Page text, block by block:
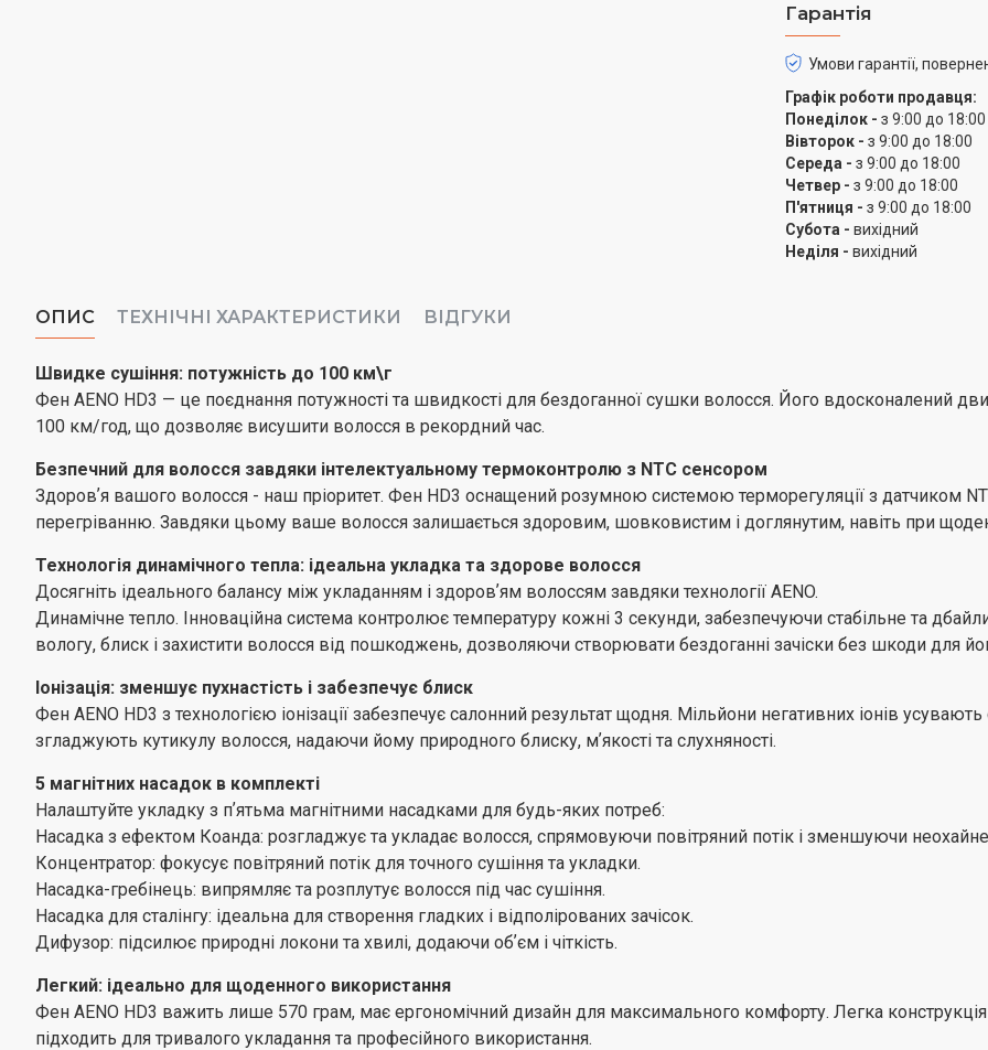
мʼякості та слухняності.
5 магнітних насадок в
Налаштуйте укладку з
Насадка з ефектом
повітряний потік і
Концентратор: фокусує
Насадка-гребінець:
Насадка для сталінгу:
Дифузор: підсилює
використання.
AENO HD3
прямих стрижок та
Широкі можливості
Налаштуйте сушіння та
температури,
коригувати процес
Створюйте укладки
Гарантія
Умови гарантії,
Графік роботи продавця:
Понеділок - з 9:00 до 18:00
Вівторок - з 9:00 до 18:00
Середа - з 9:00 до 18:00
Четвер - з 9:00 до 18:00
П'ятниця - з 9:00 до 18:00
Субота - вихідний
Неділя - вихідний
ОПИС ТЕХНІЧНІ ХАРАКТЕРИСТИКИ ВІДГУКИ
Швидке сушіння: потужність до 100 км\г
Фен AENO HD3 — це поєднання потужності та швидкості для бездоганної сушки волосся. Його вдосконалений
100 км/год, що дозволяє висушити волосся в рекордний час.
Безпечний для волосся завдяки інтелектуальному термоконтролю з NTC сенсором
Здоровʼя вашого волосся - наш пріоритет. Фен HD3 оснащений розумною системою терморегуляції з датчиком
перегріванню. Завдяки цьому ваше волосся залишається здоровим, шовковистим і доглянутим, навіть при
Технологія динамічного тепла: ідеальна укладка та здорове волосся
Досягніть ідеального балансу між укладанням і здоровʼям волоссям завдяки технології AENO.
Динамічне тепло. Інноваційна система контролює температуру кожні 3 секунди, забезпечуючи стабільне та
вологу, блиск і захистити волосся від пошкоджень, дозволяючи створювати бездоганні зачіски без шкоди для
Іонізація: зменшує пухнастість і забезпечує блиск
Фен AENO HD3 з технологією іонізації забезпечує салонний результат щодня. Мільйони негативних іонів
згладжують кутикулу волосся, надаючи йому природного блиску, мʼякості та слухняності.
5 магнітних насадок в комплекті
Налаштуйте укладку з пʼятьма магнітними насадками для будь-яких потреб:
Насадка з ефектом Коанда: розгладжує та укладає волосся, спрямовуючи повітряний потік і зменшуючи неохайне
Концентратор: фокусує повітряний потік для точного сушіння та укладки.
Насадка-гребінець: випрямляє та розплутує волосся під час сушіння.
Насадка для сталінгу: ідеальна для створення гладких і відполірованих зачісок.
Дифузор: підсилює природні локони та хвилі, додаючи обʼєм і чіткість.
Легкий: ідеально для щоденного використання
Фен AENO HD3 важить лише 570 грам, має ергономічний дизайн для максимального комфорту. Легка
підходить для тривалого укладання та професійного використання.